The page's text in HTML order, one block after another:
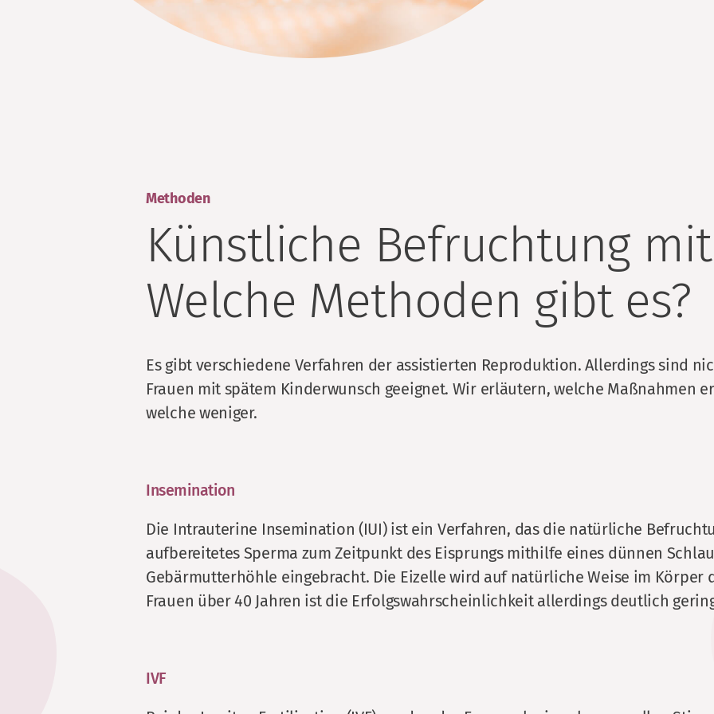
Methoden
Künstliche Befruchtung
Welche Methoden gibt es?
Es gibt verschiedene Verfahren der assistierten Reproduktion. Allerdings sind
Frauen mit spätem Kinderwunsch geeignet. Wir erläutern, welche Maßnahmen
welche weniger.
Insemination
Die Intrauterine Insemination (IUI) ist ein Verfahren, das die natürliche
aufbereitetes Sperma zum Zeitpunkt des Eisprungs mithilfe eines dünnen
Gebärmutterhöhle eingebracht. Die Eizelle wird auf natürliche Weise im Körper
Frauen über 40 Jahren ist die Erfolgswahrscheinlichkeit allerdings deutlich
IVF